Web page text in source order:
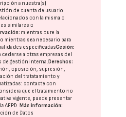
a nuestra(s)
de cuenta de usuario.
con la misma o
similares o
mientras dure la
mientras sea necesario para
especificadasCesión:
cederse a otras empresas del
de gestión interna. Derechos:
oposición, supresión,
del tratatamiento y
contacte con
que el tratamiento no
vigente, puede presentar
AEPD. Más información:
de Datos